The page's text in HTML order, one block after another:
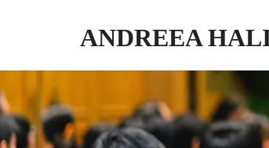
ANDREEA
Μετατρέψτε την τεχνογνωσία σας σε